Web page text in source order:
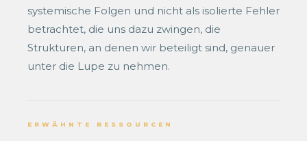
systemische Folgen und nicht als isolierte Fehler
betrachtet, die uns dazu zwingen, die
Strukturen, an denen wir beteiligt sind, genauer
unter die Lupe zu nehmen.
ERWÄHNTE RESSOURCEN